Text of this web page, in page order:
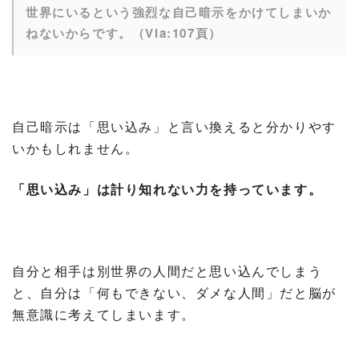
世界にいるという強烈な自己暗示をかけてしまいか
ねないからです。（Via:107頁）
自己暗示は「思い込み」と言い換えると分かりやす
いかもしれません。
「思い込み」は計り知れない力を持っています。
自分と相手は別世界の人間だと思い込んでしまう
と、自分は「何もできない、ダメな人間」だと脳が
無意識に考えてしまいます。